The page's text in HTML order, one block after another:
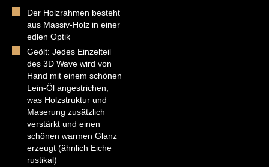
Der Holzrahmen besteht
aus Massiv-Holz in einer
edlen Optik
Geölt: Jedes Einzelteil
des 3D Wave wird von
Hand mit einem schönen
Lein-Öl angestrichen,
was Holzstruktur und
Maserung zusätzlich
verstärkt und einen
schönen warmen Glanz
erzeugt (ähnlich Eiche
rustikal)